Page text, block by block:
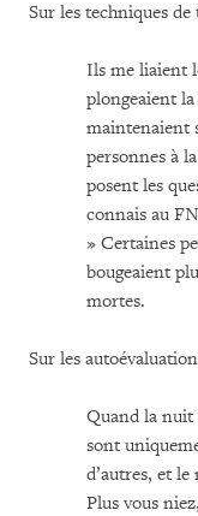
Sur les techniques
Ils me liaient
plongeaient
maintenaient
personnes à
posent les
connais au
» Certaines
bougeaient
mortes.
Sur les
Quand la nuit
sont
d’autres, et
Plus vous